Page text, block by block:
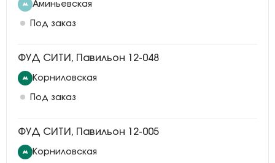
Аминьевская
Под заказ
ФУД СИТИ, Павильон 12-048
Корниловская
Под заказ
ФУД СИТИ, Павильон 12-005
Корниловская